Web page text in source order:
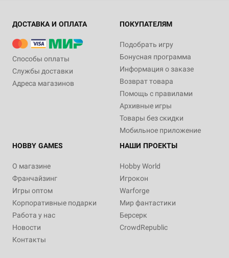
ДОСТАВКА И ОПЛАТА
Способы оплаты
Службы доставки
Адреса магазинов
ПОКУПАТЕЛЯМ
Подобрать игру
Бонусная программа
Информация о заказе
Возврат товара
Помощь с правилами
Архивные игры
Товары без скидки
Мобильное приложение
HOBBY GAMES
О магазине
Франчайзинг
Игры оптом
Корпоративные подарки
Работа у нас
Новости
Контакты
НАШИ ПРОЕКТЫ
Hobby World
Игрокон
Warforge
Мир фантастики
Берсерк
CrowdRepublic